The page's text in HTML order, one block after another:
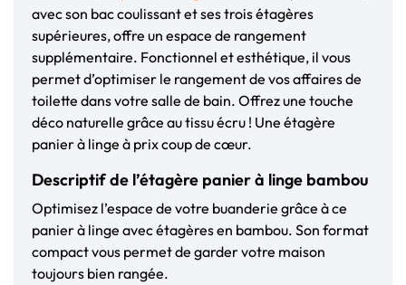
avec son bac coulissant et ses trois étagères
supérieures, offre un espace de rangement
supplémentaire. Fonctionnel et esthétique, il vous
permet d’optimiser le rangement de vos affaires de
toilette dans votre salle de bain. Offrez une touche
déco naturelle grâce au tissu écru ! Une étagère
panier à linge à prix coup de cœur.
Descriptif de l’étagère panier à linge bambou
Optimisez l’espace de votre buanderie grâce à ce
panier à linge avec étagères en bambou. Son format
compact vous permet de garder votre maison
toujours bien rangée.